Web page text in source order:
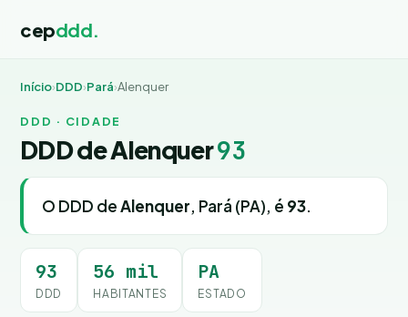
cepddd.
Início›DDD›Pará›Alenquer
DDD · CIDADE
DDD de Alenquer93
O DDD deAlenquer, Pará (PA), é 93.
93
DDD
56 mil
HABITANTES
PA
ESTADO